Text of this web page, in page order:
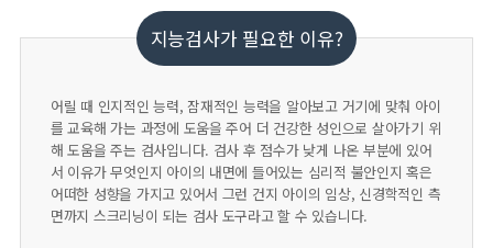
지능검사가 필요한 이유?
어릴 때 인지적인 능력, 잠재적인 능력을 알아보고 거기에 맞춰 아이
를 교육해 가는 과정에 도움을 주어 더 건강한 성인으로 살아가기 위
해 도움을 주는 검사입니다. 검사 후 점수가 낮게 나온 부분에 있어
서 이유가 무엇인지 아이의 내면에 들어있는 심리적 불안인지 혹은
어떠한 성향을 가지고 있어서 그런 건지 아이의 임상, 신경학적인 측
면까지 스크리닝이 되는 검사 도구라고 할 수 있습니다.